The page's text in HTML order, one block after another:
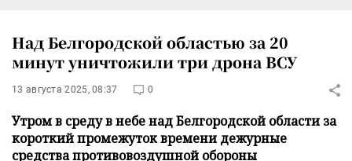
Над Белгородской областью за 20
минут уничтожили три дрона ВСУ
13 августа 2025, 08:37 0
Утром в среду в небе над Белгородской области за
короткий промежуток времени дежурные
средства противовоздушной обороны